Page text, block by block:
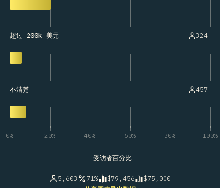
超过 200k 美元 324
不清楚 457
0% 20% 40% 60% 80% 100%
受访者百分比
5,603 71% $79,456
$75,000